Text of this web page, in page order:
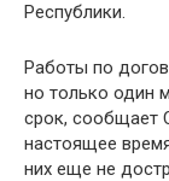
Республики.
Работы по
но только один
срок, сообщает
настоящее
них еще не